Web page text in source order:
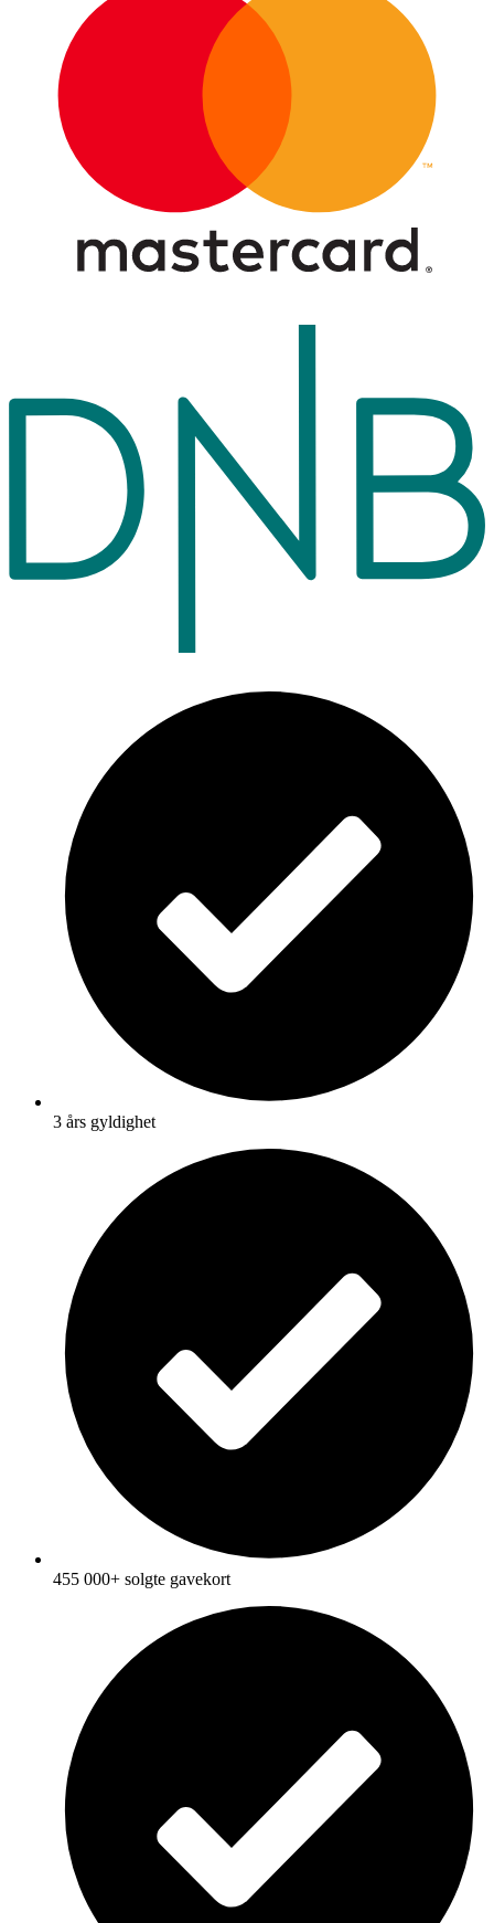
3 års gyldighet
455 000+ solgte gavekort